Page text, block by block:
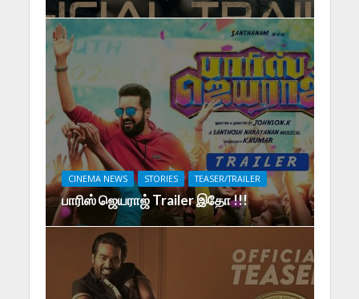
CINEMA NEWS STORIES TEASER/TRAILER
பாரிஸ் ஜெயராஜ் Trailer இதோ !!!